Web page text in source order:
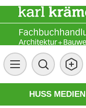
HUSS MEDIEN